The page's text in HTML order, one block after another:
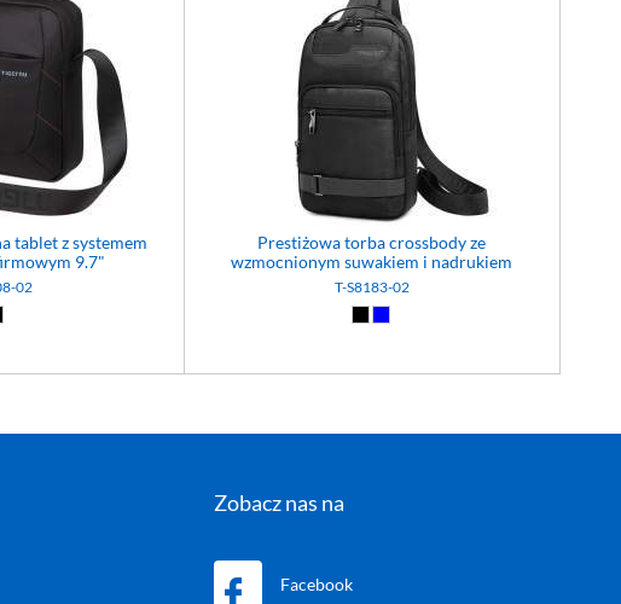
tablet z systemem
9.7"
02
(02)
Prestiżowa torba crossbody ze
wzmocnionym suwakiem i nadrukiem
T-S8183-02
Czarny (02)
Niebieski (04)
Zobacz nas na
Facebook